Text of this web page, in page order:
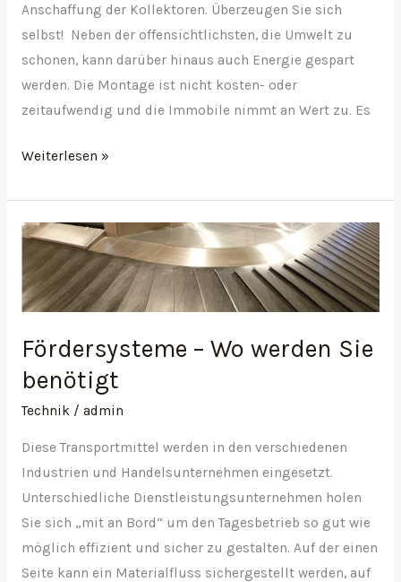
Anschaffung der Kollektoren. Überzeugen Sie sich
selbst! Neben der offensichtlichsten, die Umwelt zu
schonen, kann darüber hinaus auch Energie gespart
werden. Die Montage ist nicht kosten- oder
zeitaufwendig und die Immobile nimmt an Wert zu. Es
Weiterlesen »
Fördersysteme – Wo werden Sie
benötigt
Technik/ admin
Diese Transportmittel werden in den verschiedenen
Industrien und Handelsunternehmen eingesetzt.
Unterschiedliche Dienstleistungsunternehmen holen
Sie sich „mit an Bord“ um den Tagesbetrieb so gut wie
möglich effizient und sicher zu gestalten. Auf der einen
Seite kann ein Materialfluss sichergestellt werden, auf
Fördersysteme
–
Wo
werden
benötigt